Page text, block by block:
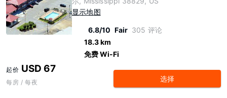
显示地图
6.8/10 Fair 305 评论
18.3 km
免费 Wi-Fi
起价 USD 67
每房 / 每夜 选择